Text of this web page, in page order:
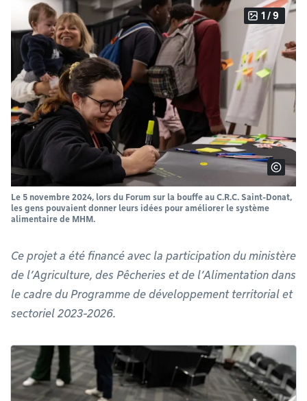
1 / 9
Le 5 novembre 2024, lors du Forum sur la bouffe au C.R.C. Saint-Donat,
les gens pouvaient donner leurs idées pour améliorer le système
alimentaire de MHM.
Ce projet a été financé avec la participation du ministère
de l’Agriculture, des Pêcheries et de l’Alimentation dans
le cadre du Programme de développement territorial et
sectoriel 2023-2026.